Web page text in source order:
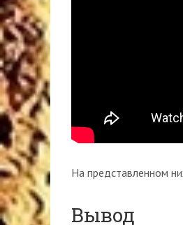
На представленном
Вывод